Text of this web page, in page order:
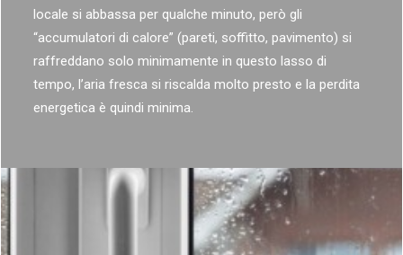
locale si abbassa per qualche minuto, però gli
“accumulatori di calore” (pareti, soffitto, pavimento) si
raffreddano solo minimamente in questo lasso di
tempo, l’aria fresca si riscalda molto presto e la perdita
energetica è quindi minima.